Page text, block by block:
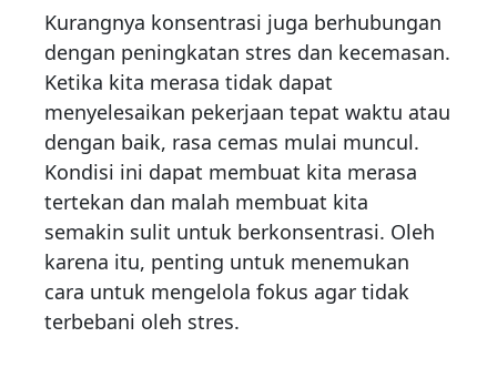
Kurangnya konsentrasi juga berhubungan
dengan peningkatan stres dan kecemasan.
Ketika kita merasa tidak dapat
menyelesaikan pekerjaan tepat waktu atau
dengan baik, rasa cemas mulai muncul.
Kondisi ini dapat membuat kita merasa
tertekan dan malah membuat kita
semakin sulit untuk berkonsentrasi. Oleh
karena itu, penting untuk menemukan
cara untuk mengelola fokus agar tidak
terbebani oleh stres.